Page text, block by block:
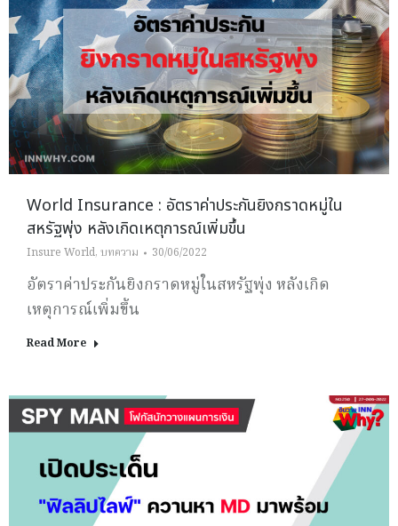
World Insurance : อัตราค่าประกันยิงกราดหมู่ใน
สหรัฐพุ่ง หลังเกิดเหตุการณ์เพิ่มขึ้น
Insure World, บทความ 30/06/2022
อัตราค่าประกันยิงกราดหมู่ในสหรัฐพุ่ง หลังเกิด
เหตุการณ์เพิ่มขึ้น
Read More